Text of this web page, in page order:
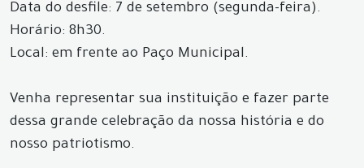
Data do desfile: 7 de setembro (segunda-feira).
Horário: 8h30.
Local: em frente ao Paço Municipal.
Venha representar sua instituição e fazer parte
dessa grande celebração da nossa história e do
nosso patriotismo.